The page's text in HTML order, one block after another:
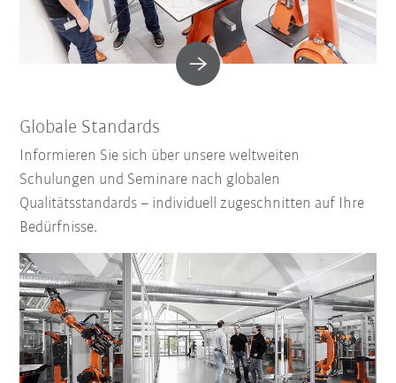
Globale Standards
Informieren Sie sich über unsere weltweiten
Schulungen und Seminare nach globalen
Qualitätsstandards – individuell zugeschnitten auf Ihre
Bedürfnisse.